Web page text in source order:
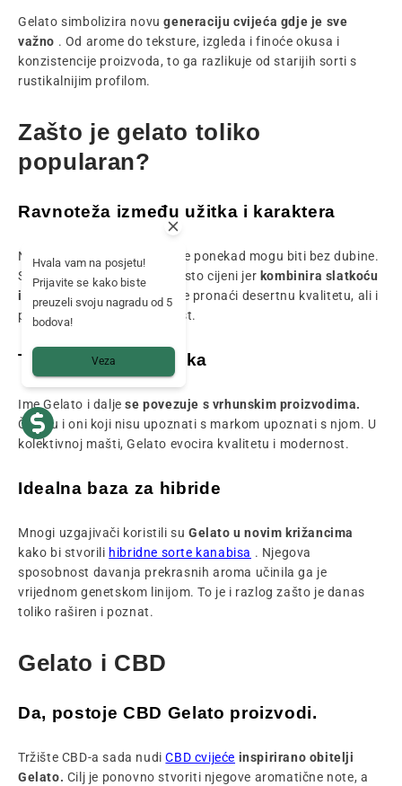
Gelato simbolizira novu generaciju cvijeća gdje je sve
važno . Od arome do teksture, izgleda i finoće okusa i
konzistencije proizvoda, to ga razlikuje od starijih sorti s
rustikalnijim profilom.
Zašto je gelato toliko
popularan?
Ravnoteža između užitka i karaktera
Neke vrlo slatke cvjetne note ponekad mogu biti bez dubine.
S druge strane, gelato se često cijeni jer kombinira slatkoću
i složenost.
U njemu možete pronaći desertnu kvalitetu, ali i
pravu aromatičnu prisutnost.
Trajna vrhunska slika
Ime Gelato i dalje se povezuje s vrhunskim proizvodima.
Čak su i oni koji nisu upoznati s markom upoznati s njom. U
kolektivnoj mašti, Gelato evocira kvalitetu i modernost.
Idealna baza za hibride
Mnogi uzgajivači koristili su Gelato u novim križancima
kako bi stvorili hibridne sorte kanabisa . Njegova
sposobnost davanja prekrasnih aroma učinila ga je
vrijednom genetskom linijom. To je i razlog zašto je danas
toliko raširen i poznat.
Gelato i CBD
Da, postoje CBD Gelato proizvodi.
Tržište CBD-a sada nudi CBD cvijeće inspirirano obitelji
Gelato. Cilj je ponovno stvoriti njegove aromatične note, a
Hvala vam na posjetu!
Prijavite se kako biste
preuzeli svoju nagradu od 5
bodova!
Veza